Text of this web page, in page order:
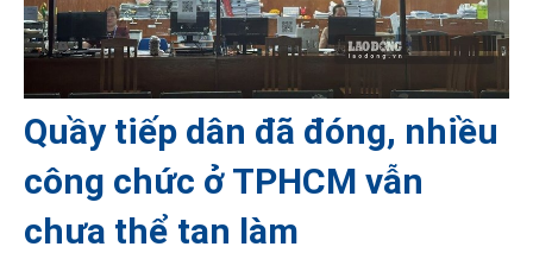
Quầy tiếp dân đã đóng, nhiều
công chức ở TPHCM vẫn
chưa thể tan làm